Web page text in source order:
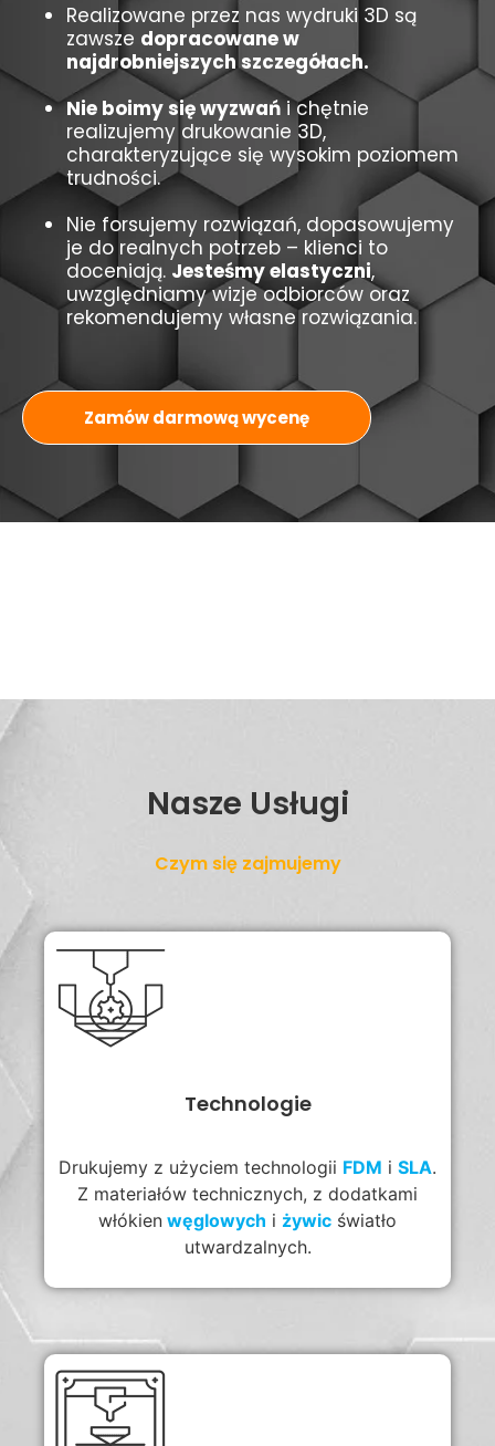
Realizowane przez nas wydruki 3D są
zawsze dopracowane w
najdrobniejszych szczegółach.
Nie boimy się wyzwańi chętnie
realizujemy drukowanie 3D,
charakteryzujące się wysokim poziomem
trudności.
Nie forsujemy rozwiązań, dopasowujemy
je do realnych potrzeb – klienci to
doceniają. Jesteśmy elastyczni,
uwzględniamy wizje odbiorców oraz
rekomendujemy własne rozwiązania.
Zamów darmową wycenę
Nasze Usługi
Czym się zajmujemy
Technologie
Drukujemy z użyciem technologii FDM i SLA.
Z materiałów technicznych, z dodatkami
włókien węglowych i żywic światło
utwardzalnych.